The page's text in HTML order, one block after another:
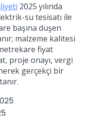
2025 yılında
su tesisatı ile
başına düşen
malzeme kalitesi
fiyat
proje onayı, vergi
gerçekçi bir